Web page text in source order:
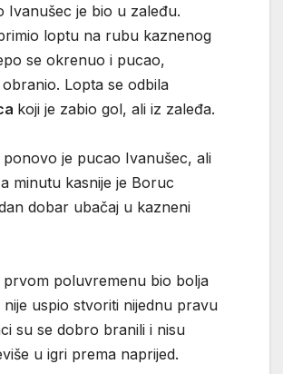
Ivanušec je bio u zaleđu.
loptu na rubu kaznenog
se okrenuo i pucao,
obranio. Lopta se odbila
koji je zabio gol, ali iz zaleđa.
ponovo je pucao Ivanušec, ali
minutu kasnije je Boruc
dobar ubačaj u kazneni
prvom poluvremenu bio bolja
nije uspio stvoriti nijednu pravu
su se dobro branili i nisu
u igri prema naprijed.